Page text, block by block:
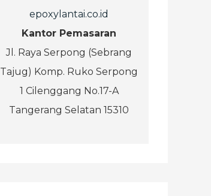
epoxylantai.co.id
Kantor Pemasaran
Jl. Raya Serpong (Sebrang
Tajug) Komp. Ruko Serpong
1 Cilenggang No.17-A
Tangerang Selatan 15310